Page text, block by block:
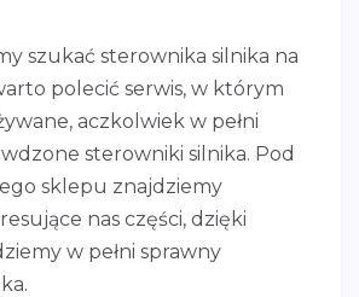
szukać sterownika silnika na
polecić serwis, w którym
aczkolwiek w pełni
sterowniki silnika. Pod
sklepu znajdziemy
nas części, dzięki
w pełni sprawny